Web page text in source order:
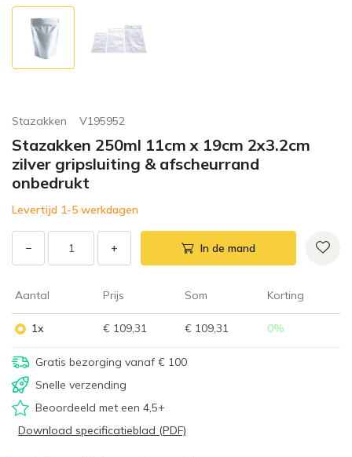
Stazakken V195952
Stazakken 250ml 11cm x 19cm 2x3.2cm
zilver gripsluiting & afscheurrand
onbedrukt
Levertijd 1-5 werkdagen
− + In de mand
Aantal Prijs Som Korting
1x € 109,31 € 109,31 0%
Gratis bezorging vanaf € 100
Snelle verzending
Beoordeeld met een 4,5+
Download specificatieblad (PDF)